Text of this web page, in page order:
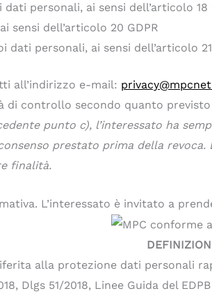
personali, ai sensi dell’articolo 18
dell’articolo 20 GDPR
personali, ai sensi dell’articolo 21
all’indirizzo e-mail:
controllo secondo quanto previsto
punto c), l’interessato ha
prestato prima della
finalità.
L’interessato è invitato a
alla protezione dati personali
Dlgs 51/2018, Linee Guida del